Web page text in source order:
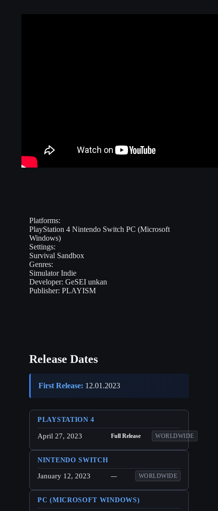
Platforms:
PlayStation 4 Nintendo Switch PC (Microsoft
Windows)
Settings:
Survival Sandbox
Genres:
SimulatorIndie
Developer: GeSEI unkan
Publisher: PLAYISM
Release Dates
First Release: 12.01.2023
PLAYSTATION 4
April 27, 2023 Full Release WORLDWIDE
NINTENDO SWITCH
January 12, 2023 — WORLDWIDE
PC (MICROSOFT WINDOWS)